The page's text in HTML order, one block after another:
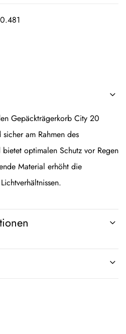
Gepäckträgerkorb City 20
am Rahmen des
optimalen Schutz vor Regen
Material erhöht die